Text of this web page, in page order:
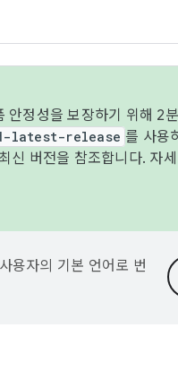
정성을 보장하기 위해 2
latest-release 를 사용
신 버전을 참조합니다. 자
용자의 기본 언어로 번